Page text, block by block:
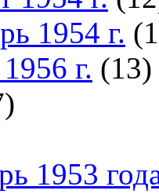
1954 г.
г. (13)
1953